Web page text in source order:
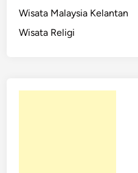
Wisata Malaysia Kelantan
Wisata Religi